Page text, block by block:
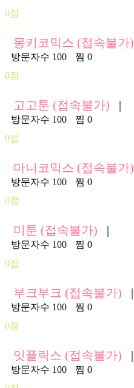
0점
몽키코믹스 (접속불가)
방문자수 100
찜 0
0점
고고툰 (접속불가) |
방문자수 100
찜 0
0점
마니코믹스 (접속불가)
방문자수 100
찜 0
0점
미툰 (접속불가) |
방문자수 100
찜 0
0점
부크부크 (접속불가) |
방문자수 100
찜 0
0점
잇플릭스 (접속불가) |
방문자수 100
찜 0